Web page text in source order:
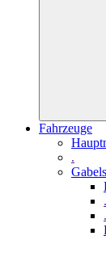
Fahrzeuge
.
.
.